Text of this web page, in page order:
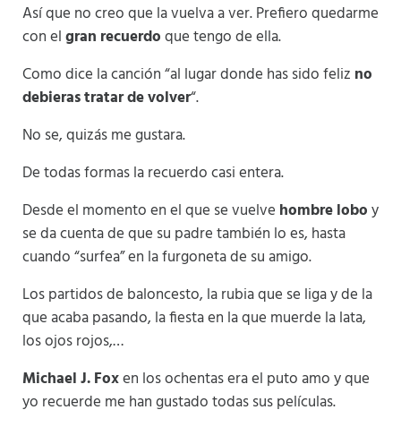
Así que no creo que la vuelva a ver. Prefiero quedarme
con elgran recuerdoque tengo de ella.
Como dice la canción “al lugar donde has sido feliz no
debieras tratar de volver“.
No se, quizás me gustara.
De todas formas la recuerdo casi entera.
Desde el momento en el que se vuelve hombre loboy
se da cuenta de que su padre también lo es, hasta
cuando “surfea” en la furgoneta de su amigo.
Los partidos de baloncesto, la rubia que se liga y de la
que acaba pasando, la fiesta en la que muerde la lata,
los ojos rojos,…
Michael J. Foxen los ochentas era el puto amo y que
yo recuerde me han gustado todas sus películas.